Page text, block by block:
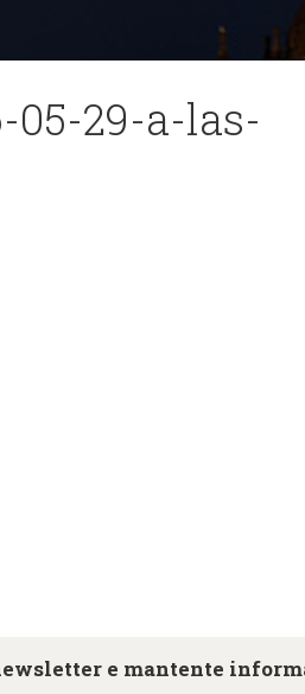
05-29-a-las-
e mantente